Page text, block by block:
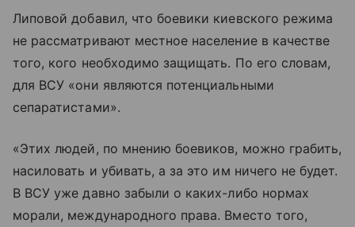
Липовой добавил, что боевики киевского режима
не рассматривают местное население в качестве
того, кого необходимо защищать. По его словам,
для ВСУ «они являются потенциальными
сепаратистами».
«Этих людей, по мнению боевиков, можно грабить,
насиловать и убивать, а за это им ничего не будет.
В ВСУ уже давно забыли о каких-либо нормах
морали, международного права. Вместо того,